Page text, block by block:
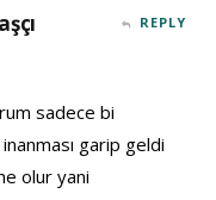
REPLY
sadece bi
garip geldi
olur yani